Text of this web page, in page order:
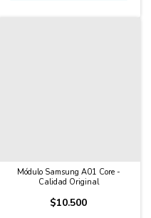
Módulo Samsung A01 Core -
Calidad Original
$10.500